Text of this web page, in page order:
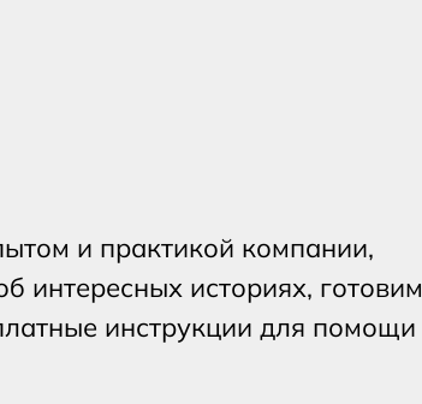
и практикой компании,
интересных историях, готовим
инструкции для помощи